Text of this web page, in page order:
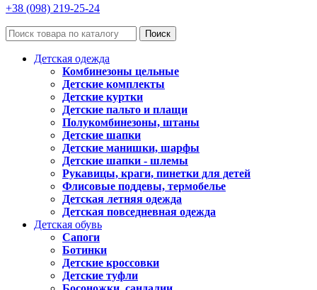
+38 (098) 219-25-24
Поиск
Детская одежда
Комбинезоны цельные
Детские комплекты
Детские куртки
Детские пальто и плащи
Полукомбинезоны, штаны
Детские шапки
Детские манишки, шарфы
Детские шапки - шлемы
Рукавицы, краги, пинетки для детей
Флисовые поддевы, термобелье
Детская летняя одежда
Детская повседневная одежда
Детская обувь
Сапоги
Ботинки
Детские кроссовки
Детские туфли